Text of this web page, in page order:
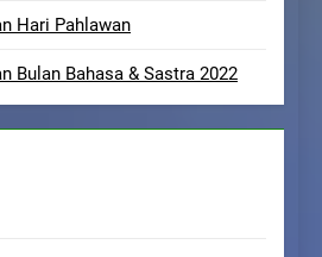
Hari Pahlawan
Bulan Bahasa & Sastra 2022